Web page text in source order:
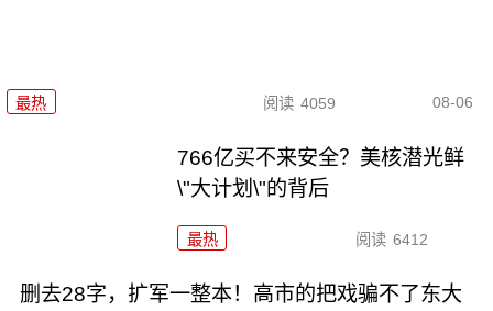
最热 阅读 4059 08-06
766亿买不来安全？美核潜光鲜
\"大计划\"的背后
最热 阅读 6412
删去28字，扩军一整本！高市的把戏骗不了东大